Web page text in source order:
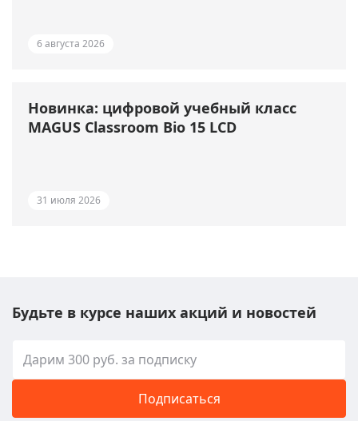
6 августа 2026
Новинка: цифровой учебный класс
MAGUS Classroom Bio 15 LCD
31 июля 2026
Будьте в курсе наших акций и новостей
Подписаться